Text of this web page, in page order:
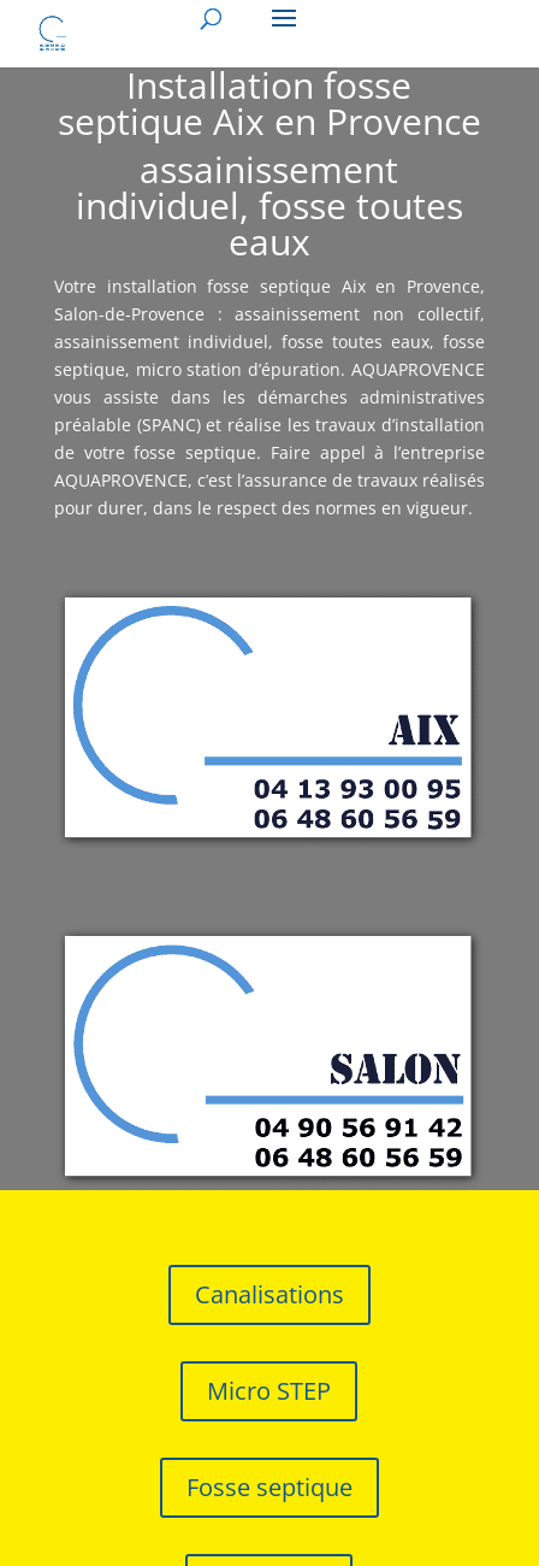
Installation fosse
septique Aix en Provence
assainissement
individuel, fosse toutes
eaux
Votre installation fosse septique Aix en Provence,
Salon-de-Provence : assainissement non collectif,
assainissement individuel, fosse toutes eaux, fosse
septique, micro station d’épuration. AQUAPROVENCE
vous assiste dans les démarches administratives
préalable (SPANC) et réalise les travaux d’installation
de votre fosse septique. Faire appel à l’entreprise
AQUAPROVENCE, c’est l’assurance de travaux réalisés
pour durer, dans le respect des normes en vigueur.
Canalisations
Micro STEP
Fosse septique